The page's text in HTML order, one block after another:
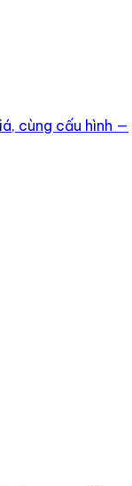
cùng cấu hình —